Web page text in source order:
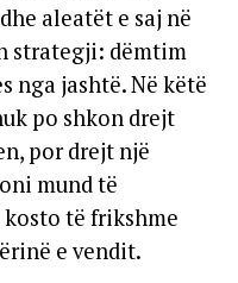
aleatët e saj në
strategji: dëmtim
nga jashtë. Në këtë
po shkon drejt
por drejt një
mund të
të frikshme
e vendit.